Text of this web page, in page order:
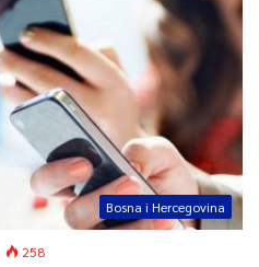
Bosna i Hercegovina
258